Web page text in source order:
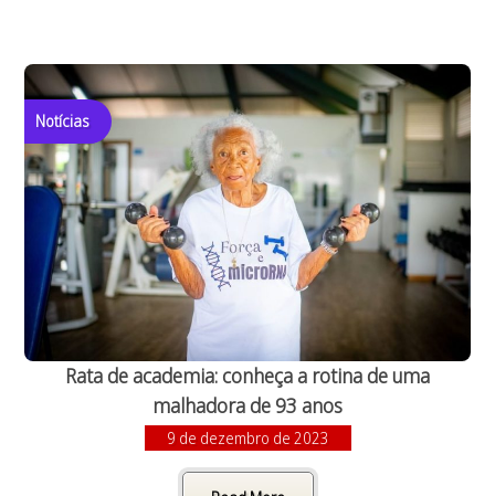
Notícias
Rata de academia: conheça a rotina de uma
malhadora de 93 anos
9 de dezembro de 2023